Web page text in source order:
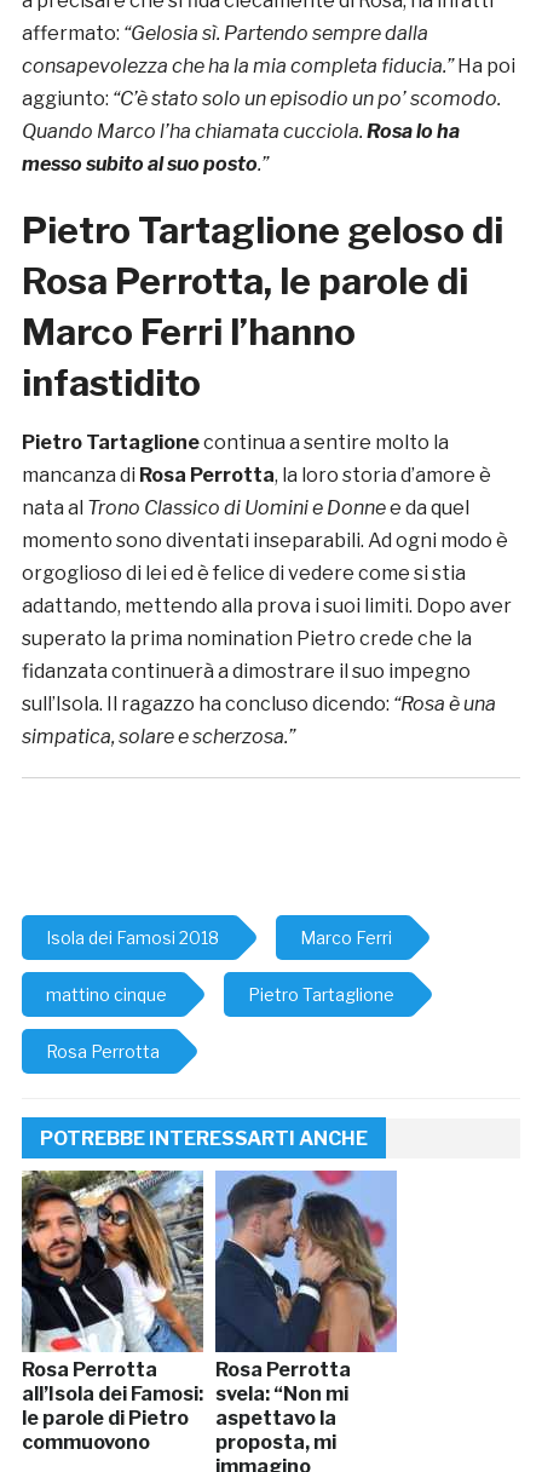
affermato: “Gelosia sì. Partendo sempre dalla
consapevolezza che ha la mia completa fiducia.” Ha poi
aggiunto: “C’è stato solo un episodio un po’ scomodo.
Quando Marco l’ha chiamata cucciola. Rosa lo ha
messo subito al suo posto.”
Pietro Tartaglione geloso di
Rosa Perrotta, le parole di
Marco Ferri l’hanno
infastidito
Pietro Tartaglionecontinua a sentire molto la
mancanza di Rosa Perrotta, la loro storia d’amore è
nata al Trono Classico di Uomini e Donnee da quel
momento sono diventati inseparabili. Ad ogni modo è
orgoglioso di lei ed è felice di vedere come si stia
adattando, mettendo alla prova i suoi limiti. Dopo aver
superato la prima nomination Pietro crede che la
fidanzata continuerà a dimostrare il suo impegno
sull’Isola. Il ragazzo ha concluso dicendo: “Rosa è una
simpatica, solare e scherzosa.”
Isola dei Famosi 2018 Marco Ferri
mattino cinque Pietro Tartaglione
Rosa Perrotta
POTREBBE INTERESSARTI ANCHE
Rosa Perrotta
all’Isola dei Famosi:
le parole di Pietro
commuovono
Rosa Perrotta
svela: “Non mi
aspettavo la
proposta, mi
immagino